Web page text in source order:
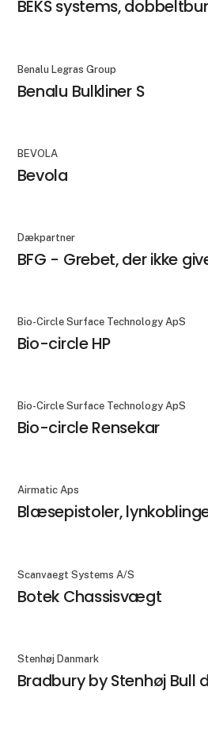
BEKS systems,
Benalu Legras Group
Benalu Bulkliner S
BEVOLA
Bevola
Dækpartner
BFG - Grebet, der ikke
Bio-Circle Surface Technology ApS
Bio-circle HP
Bio-Circle Surface Technology ApS
Bio-circle Rensekar
Airmatic Aps
Blæsepistoler,
Scanvaegt Systems A/S
Botek Chassisvægt
Stenhøj Danmark
Bradbury by Stenhøj Bull